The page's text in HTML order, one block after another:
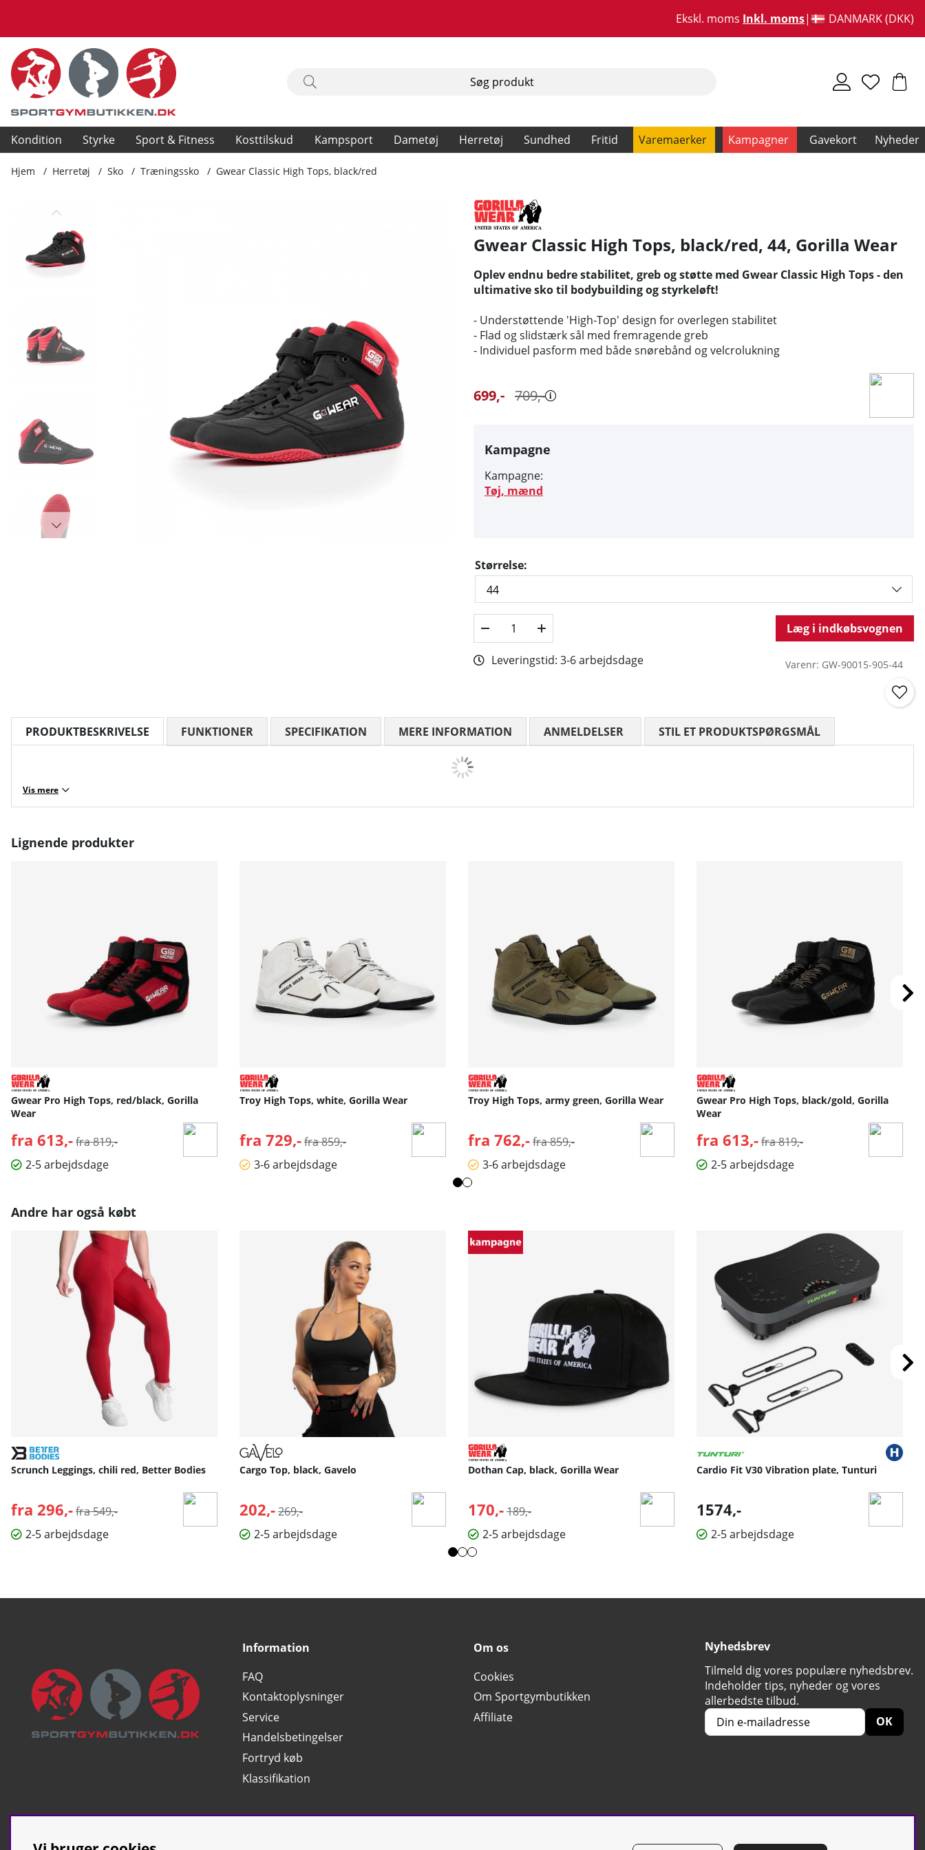
Ekskl. moms Inkl. moms DANMARK (DKK)
Kondition Styrke Sport & Fitness Kosttilskud Kampsport Dametøj Herretøj Sundhed Fritid Varemaerker Kampagner Gavekort Nyheder
Hjem Herretøj Sko Træningssko Gwear Classic High Tops, black/red
Produktbilleder Gwear Classic High Tops, black/red
Gwear Classic High Tops, black/red, 44, Gorilla Wear
Oplev endnu bedre stabilitet, greb og støtte med Gwear Classic High Tops - den
ultimative sko til bodybuilding og styrkeløft!
- Understøttende 'High-Top' design for overlegen stabilitet
- Flad og slidstærk sål med fremragende greb
- Individuel pasform med både snørebånd og velcrolukning
709,-
699,-
Kampagne
Kampagne:
Tøj, mænd
Størrelse:
Læg i indkøbsvognen
Leveringstid: 3-6 arbejdsdage Varenr: GW-90015-905-44
PRODUKTBESKRIVELSE
Vis mere
FUNKTIONER SPECIFIKATION MERE INFORMATION ANMELDELSER GENNEMSNITLIG VURDERING 0 UD AF 5 ANTAL
STIL ET PRODUKTSPØRGSMÅL
Lignende produkter
Gwear Pro High Tops, red/black, Gorilla
Wear
fra 613,-Normalpris:
fra 819,-
2-5 arbejdsdage
Troy High Tops, white, Gorilla Wear
fra 729,-Normalpris:
fra 859,-
3-6 arbejdsdage
Troy High Tops, army green, Gorilla Wear
fra 762,-Normalpris:
fra 859,-
3-6 arbejdsdage
Gwear Pro High Tops, black/gold, Gorilla
Wear
fra 613,-Normalpris:
fra 819,-
2-5 arbejdsdage
Andre har også købt
Scrunch Leggings, chili red, Better Bodies
fra 296,-Normalpris:
fra 549,-
2-5 arbejdsdage
Cargo Top, black, Gavelo
202,- Normalpris:
269,-
2-5 arbejdsdage
Dothan Cap, black, Gorilla Wear
170,- Normalpris:
189,-
2-5 arbejdsdage
Cardio Fit V30 Vibration plate, Tunturi
1574,-
2-5 arbejdsdage
Information
FAQ
Kontaktoplysninger
Service
Handelsbetingelser
Fortryd køb
Klassifikation
Om os
Cookies
Om Sportgymbutikken
Affiliate
Nyhedsbrev
Tilmeld dig vores populære nyhedsbrev.
Indeholder tips, nyheder og vores
allerbedste tilbud.
OK